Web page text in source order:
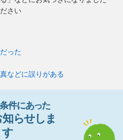
さい
った
などに誤りがある
件にあった
知らせし ま
す